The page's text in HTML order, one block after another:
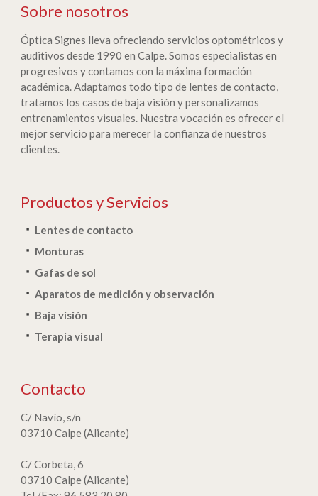
Sobre nosotros
Óptica Signes lleva ofreciendo servicios optométricos y
auditivos desde 1990 en Calpe. Somos especialistas en
progresivos y contamos con la máxima formación
académica. Adaptamos todo tipo de lentes de contacto,
tratamos los casos de baja visión y personalizamos
entrenamientos visuales. Nuestra vocación es ofrecer el
mejor servicio para merecer la confianza de nuestros
clientes.
Productos y Servicios
Lentes de contacto
Monturas
Gafas de sol
Aparatos de medición y observación
Baja visión
Terapia visual
Contacto
C/ Navío, s/n
03710 Calpe (Alicante)
C/ Corbeta, 6
03710 Calpe (Alicante)